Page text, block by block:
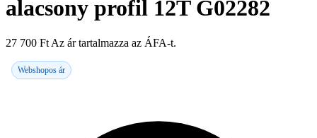
alacsony profil 12T G02282
27 700 Ft Az ár tartalmazza az ÁFA-t.
Webshopos ár